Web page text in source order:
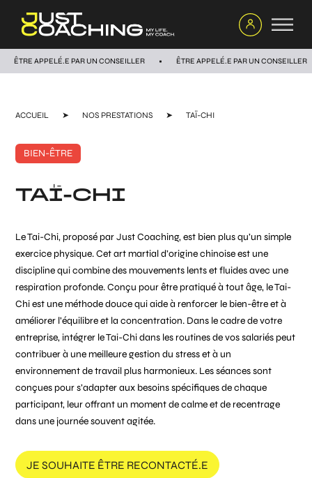
ÊTRE APPELÉ.E PAR UN CONSEILLER ÊTRE APPELÉ.E PAR UN CONSEILLER
ACCUEIL ➤ NOS PRESTATIONS ➤ TAÏ-CHI
BIEN-ÊTRE
TAÏ-CHI
Le Tai-Chi, proposé par Just Coaching, est bien plus qu’un simple
exercice physique. Cet art martial d’origine chinoise est une
discipline qui combine des mouvements lents et fluides avec une
respiration profonde. Conçu pour être pratiqué à tout âge, le Tai-
Chi est une méthode douce qui aide à renforcer le bien-être et à
améliorer l’équilibre et la concentration. Dans le cadre de votre
entreprise, intégrer le Tai-Chi dans les routines de vos salariés peut
contribuer à une meilleure gestion du stress et à un
environnement de travail plus harmonieux. Les séances sont
conçues pour s’adapter aux besoins spécifiques de chaque
participant, leur offrant un moment de calme et de recentrage
dans une journée souvent agitée.
JE SOUHAITE ÊTRE RECONTACTÉ.E